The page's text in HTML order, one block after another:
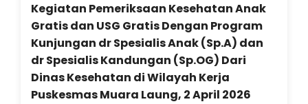
Kegiatan Pemeriksaan Kesehatan Anak
Gratis dan USG Gratis Dengan Program
Kunjungan dr Spesialis Anak (Sp.A) dan
dr Spesialis Kandungan (Sp.OG) Dari
Dinas Kesehatan di Wilayah Kerja
Puskesmas Muara Laung, 2 April 2026